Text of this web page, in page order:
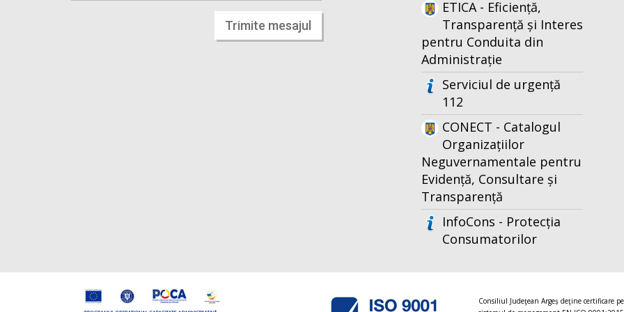
Trimite mesajul
ETICA - Eficiență,
Transparență și Interes
pentru Conduita din
Administrație
Serviciul de urgență
112
CONECT - Catalogul
Organizațiilor
Neguvernamentale pentru
Evidență, Consultare și
Transparență
InfoCons - Protecția
Consumatorilor
Consiliul Judeţean Argeș deţine certificare